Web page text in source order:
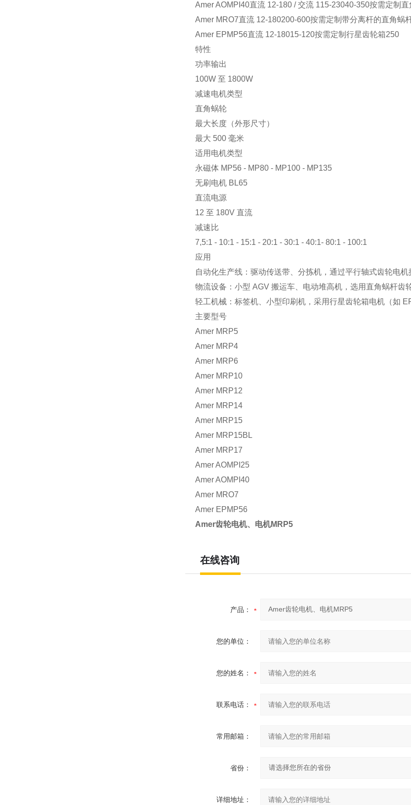
Amer AOMPI40直流 12-180 / 交流 115-23040-350按需定制 直
Amer MRO7直流 12-180200-600按需定制 带分离杆的直角蜗
Amer EPMP56直流 12-18015-120按需定制 行星齿轮箱250
特性
功率输出
100W 至 1800W
减速电机类型
直角蜗轮
最大长度（外形尺寸）
最大 500 毫米
适用电机类型
永磁体 MP56 - MP80 - MP100 - MP135
无刷电机 BL65
直流电源
12 至 180V 直流
减速比
7,5:1 - 10:1 - 15:1 - 20:1 - 30:1 - 40:1- 80:1 - 100:1
应用
自动化生产线：驱动传送带、分拣机，通过平行轴式齿轮电
物流设备：小型 AGV 搬运车、电动堆高机，选用直角蜗杆齿
轻工机械：标签机、小型印刷机，采用行星齿轮箱电机（如
主要型号
Amer MRP5
Amer MRP4
Amer MRP6
Amer MRP10
Amer MRP12
Amer MRP14
Amer MRP15
Amer MRP15BL
Amer MRP17
Amer AOMPI25
Amer AOMPI40
Amer MRO7
Amer EPMP56
Amer齿轮电机、电机MRP5
在线咨询
产品：
您的单位：
您的姓名：
联系电话：
常用邮箱：
省份：
详细地址：